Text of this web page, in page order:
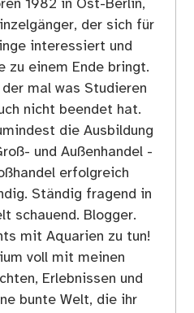
1982 in Ost-Berlin,
der sich für
interessiert und
zu einem Ende bringt.
mal was Studieren
nicht beendet hat.
die Ausbildung
und Außenhandel -
erfolgreich
Ständig fragend in
schauend. Blogger.
mit Aquarien zu tun!
voll mit meinen
Erlebnissen und
bunte Welt, die ihr